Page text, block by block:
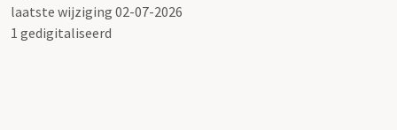
laatste wijziging 02-07-2026
1 gedigitaliseerd